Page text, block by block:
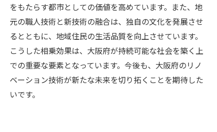
をもたらす都市としての価値を高めています。また、地
元の職人技術と新技術の融合は、独自の文化を発展させ
るとともに、地域住民の生活品質を向上させています。
こうした相乗効果は、大阪府が持続可能な社会を築く上
での重要な要素となっています。今後も、大阪府のリノ
ベーション技術が新たな未来を切り拓くことを期待した
いです。